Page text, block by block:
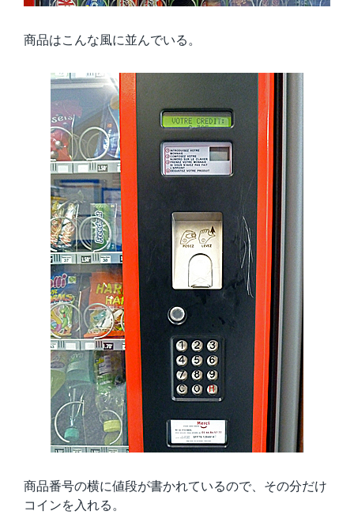
商品はこんな風に並んでいる。
商品番号の横に値段が書かれているので、その分だけ
コインを入れる。